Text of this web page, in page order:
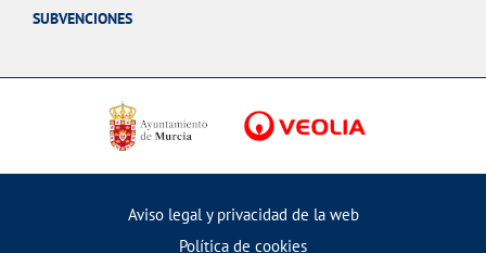
SUBVENCIONES
Aviso legal y privacidad de la web
Política de cookies